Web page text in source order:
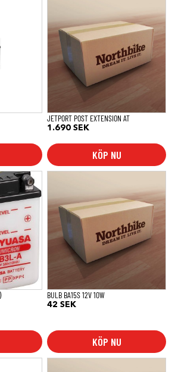
JETPORT POST EXTENSION AT
1.690 SEK
KÖP NU
BULB BA15S 12V 10W
42 SEK
KÖP NU